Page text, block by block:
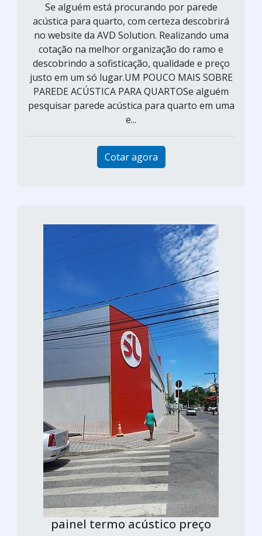
Se alguém está procurando por parede
acústica para quarto, com certeza descobrirá
no website da AVD Solution. Realizando uma
cotação na melhor organização do ramo e
descobrindo a sofisticação, qualidade e preço
justo em um só lugar.UM POUCO MAIS SOBRE
PAREDE ACÚSTICA PARA QUARTOSe alguém
pesquisar parede acústica para quarto em uma
e...
Cotar agora
painel termo acústico preço